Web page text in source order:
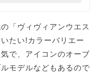
「ヴィヴィアンウエス
たい!カラーバリエー
で、アイコンのオーブ
モデルなどもあるので